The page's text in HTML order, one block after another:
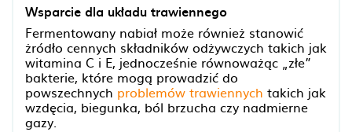
Wsparcie dla układu trawiennego
Fermentowany nabiał może również stanowić
żródło cennych składników odżywczych takich jak
witamina C i E, jednocześnie równoważąc „złe”
bakterie, które mogą prowadzić do
powszechnych problemów trawiennych takich jak
wzdęcia, biegunka, ból brzucha czy nadmierne
gazy.